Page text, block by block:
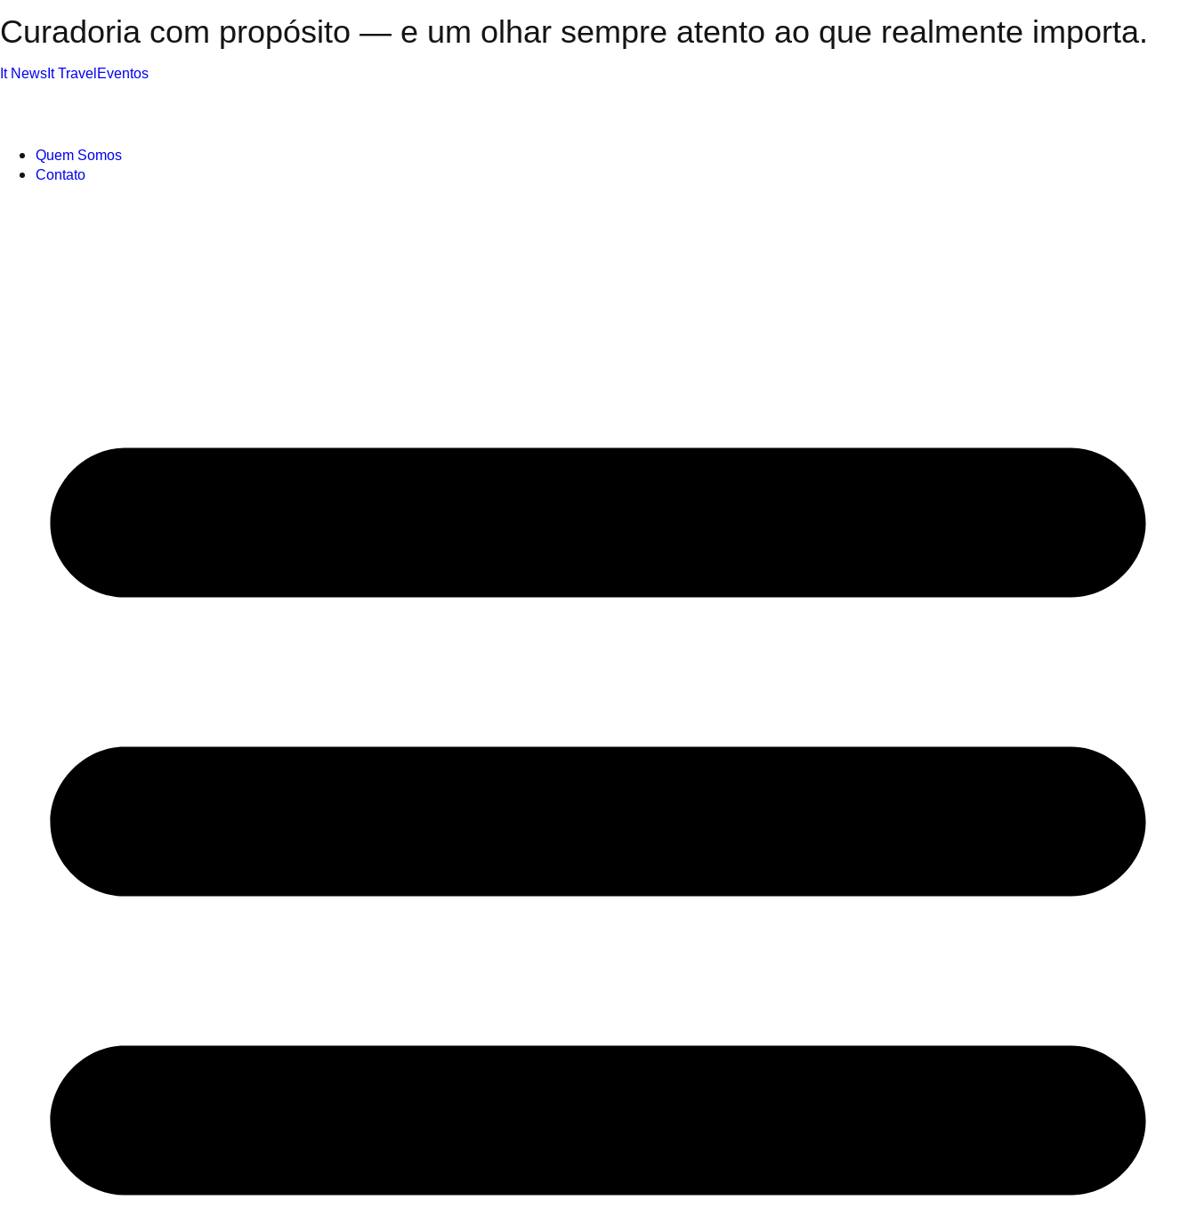
Curadoria com propósito — e um olhar sempre atento ao que realmente importa.
It News It Travel Eventos
Quem Somos
Contato